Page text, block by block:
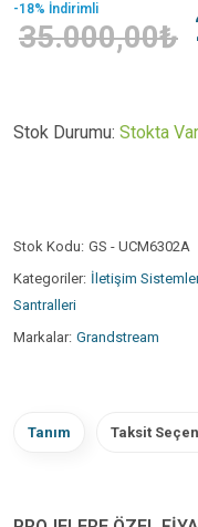
-18% İndirimli
35.000,00₺
Stok Durumu: Stokta Var
Stok Kodu: GS - UCM6302A
Kategoriler: İletişim
Santralleri
Markalar: Grandstream
Tanım Taksit